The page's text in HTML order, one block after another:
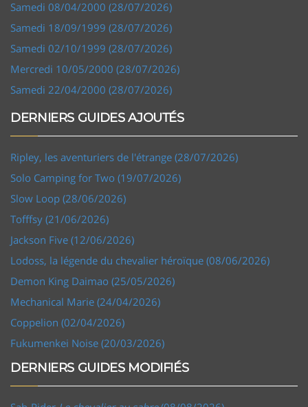
Samedi 08/04/2000 (28/07/2026)
Samedi 18/09/1999 (28/07/2026)
Samedi 02/10/1999 (28/07/2026)
Mercredi 10/05/2000 (28/07/2026)
Samedi 22/04/2000 (28/07/2026)
DERNIERS GUIDES AJOUTÉS
Ripley, les aventuriers de l'étrange (28/07/2026)
Solo Camping for Two (19/07/2026)
Slow Loop (28/06/2026)
Tofffsy (21/06/2026)
Jackson Five (12/06/2026)
Lodoss, la légende du chevalier héroïque (08/06/2026)
Demon King Daimao (25/05/2026)
Mechanical Marie (24/04/2026)
Coppelion (02/04/2026)
Fukumenkei Noise (20/03/2026)
DERNIERS GUIDES MODIFIÉS